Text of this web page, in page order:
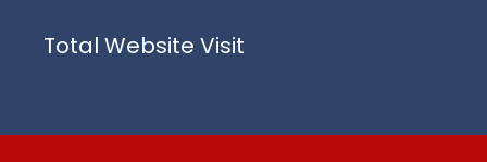
Total Website Visit